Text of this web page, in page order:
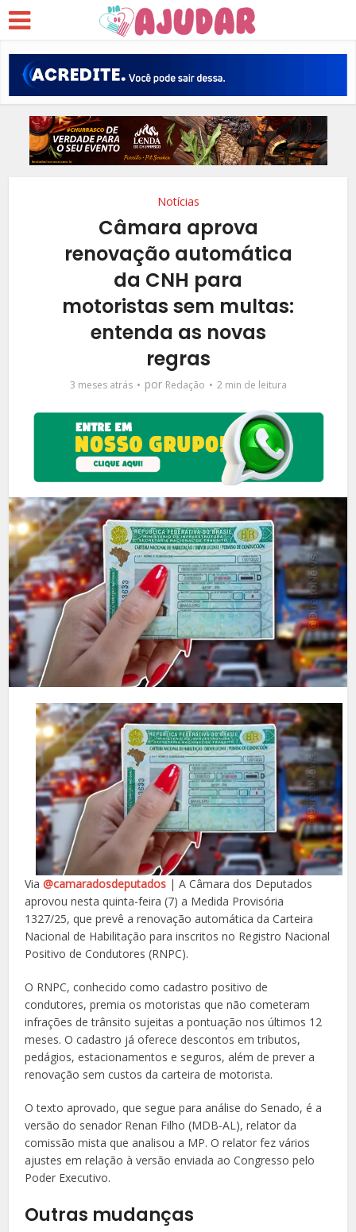
Notícias
Câmara aprova
renovação automática
da CNH para
motoristas sem multas:
entenda as novas
regras
3 meses atrás por Redação 2 min de leitura
Via@camaradosdeputados | A Câmara dos Deputados
aprovou nesta quinta-feira (7) a Medida Provisória
1327/25, que prevê a renovação automática da Carteira
Nacional de Habilitação para inscritos no Registro Nacional
Positivo de Condutores (RNPC).
O RNPC, conhecido como cadastro positivo de
condutores, premia os motoristas que não cometeram
infrações de trânsito sujeitas a pontuação nos últimos 12
meses. O cadastro já oferece descontos em tributos,
pedágios, estacionamentos e seguros, além de prever a
renovação sem custos da carteira de motorista.
O texto aprovado, que segue para análise do Senado, é a
versão do senador Renan Filho (MDB-AL), relator da
comissão mista que analisou a MP. O relator fez vários
ajustes em relação à versão enviada ao Congresso pelo
Poder Executivo.
Outras mudanças